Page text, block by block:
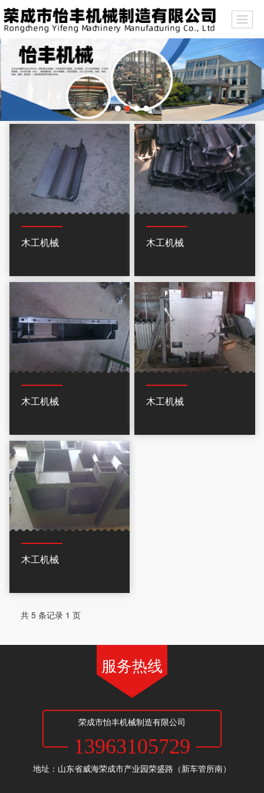
木工机械 木工机械
木工机械 木工机械
木工机械
共 5 条记录 1 页
服务热线
荣成市怡丰机械制造有限公司
13963105729
地址：山东省威海荣成市产业园荣盛路（新车管所南）